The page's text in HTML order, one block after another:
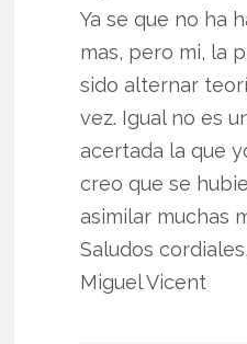
Ya se que no ha
mas, pero mi, la
sido alternar
vez. Igual no es
acertada la que
creo que se
asimilar muchas
Saludos cordiales,
Miguel Vicent